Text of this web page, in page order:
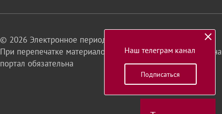
© 2026 Электронное периодическое издание «Татарстан»
При перепечатке материалов или их фрагментов ссылка на
портал обязательна
Наш телеграм канал
Подписаться